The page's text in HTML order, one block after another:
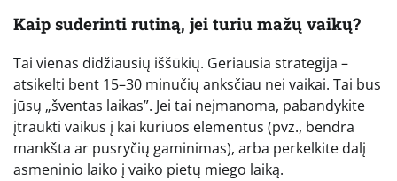
Kaip suderinti rutiną, jei turiu mažų vaikų?
Tai vienas didžiausių iššūkių. Geriausia strategija –
atsikelti bent 15–30 minučių anksčiau nei vaikai. Tai bus
jūsų „šventas laikas”. Jei tai neįmanoma, pabandykite
įtraukti vaikus į kai kuriuos elementus (pvz., bendra
mankšta ar pusryčių gaminimas), arba perkelkite dalį
asmeninio laiko į vaiko pietų miego laiką.